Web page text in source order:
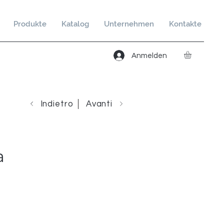
Produkte Katalog Unternehmen Kontakte
Anmelden
Indietro Avanti